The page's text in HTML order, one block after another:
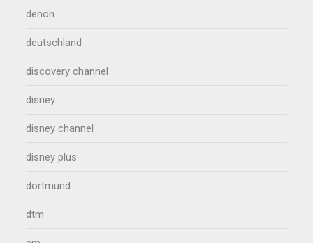
denon
deutschland
discovery channel
disney
disney channel
disney plus
dortmund
dtm